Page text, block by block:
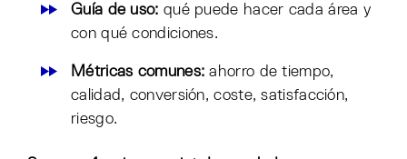
Guía de uso: qué puede hacer cada área y
con qué condiciones.
Métricas comunes: ahorro de tiempo,
calidad, conversión, coste, satisfacción,
riesgo.